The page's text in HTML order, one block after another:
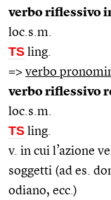
verbo riflessivo
loc.s.m.
TS ling.
=> verbo
verbo riflessivo
loc.s.m.
TS ling.
v. in cui l’azione
soggetti (ad es.
odiano, ecc.)